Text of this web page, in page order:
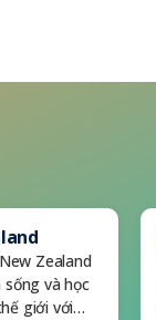
Zealand
và học
giới với…